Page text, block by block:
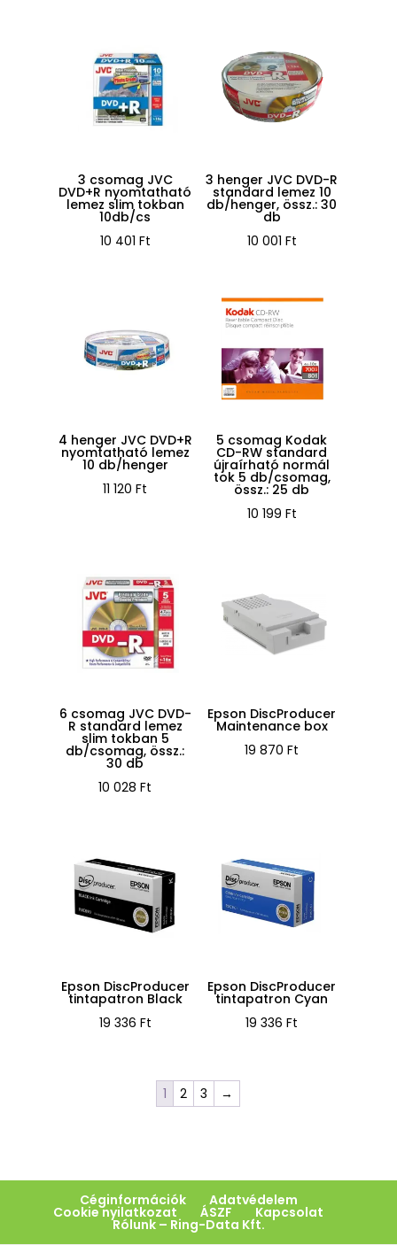
3 csomag JVC
DVD+R nyomtatható
lemez slim tokban
10db/cs
10 401 Ft
3 henger JVC DVD-R
standard lemez 10
db/henger, össz.: 30
db
10 001 Ft
4 henger JVC DVD+R
nyomtatható lemez
10 db/henger
11 120Ft
5 csomag Kodak
CD-RW standard
újraírható normál
tok 5 db/csomag,
össz.: 25 db
10 199 Ft
6 csomag JVC DVD-
R standard lemez
slim tokban 5
db/csomag, össz.:
30 db
10 028Ft
Epson DiscProducer
Maintenance box
19 870Ft
Epson DiscProducer
tintapatron Black
19 336 Ft
Epson DiscProducer
tintapatron Cyan
19 336Ft
1 2 3 →
Céginformációk Adatvédelem
Cookie nyilatkozat ÁSZF Kapcsolat
Rólunk – Ring-Data Kft.